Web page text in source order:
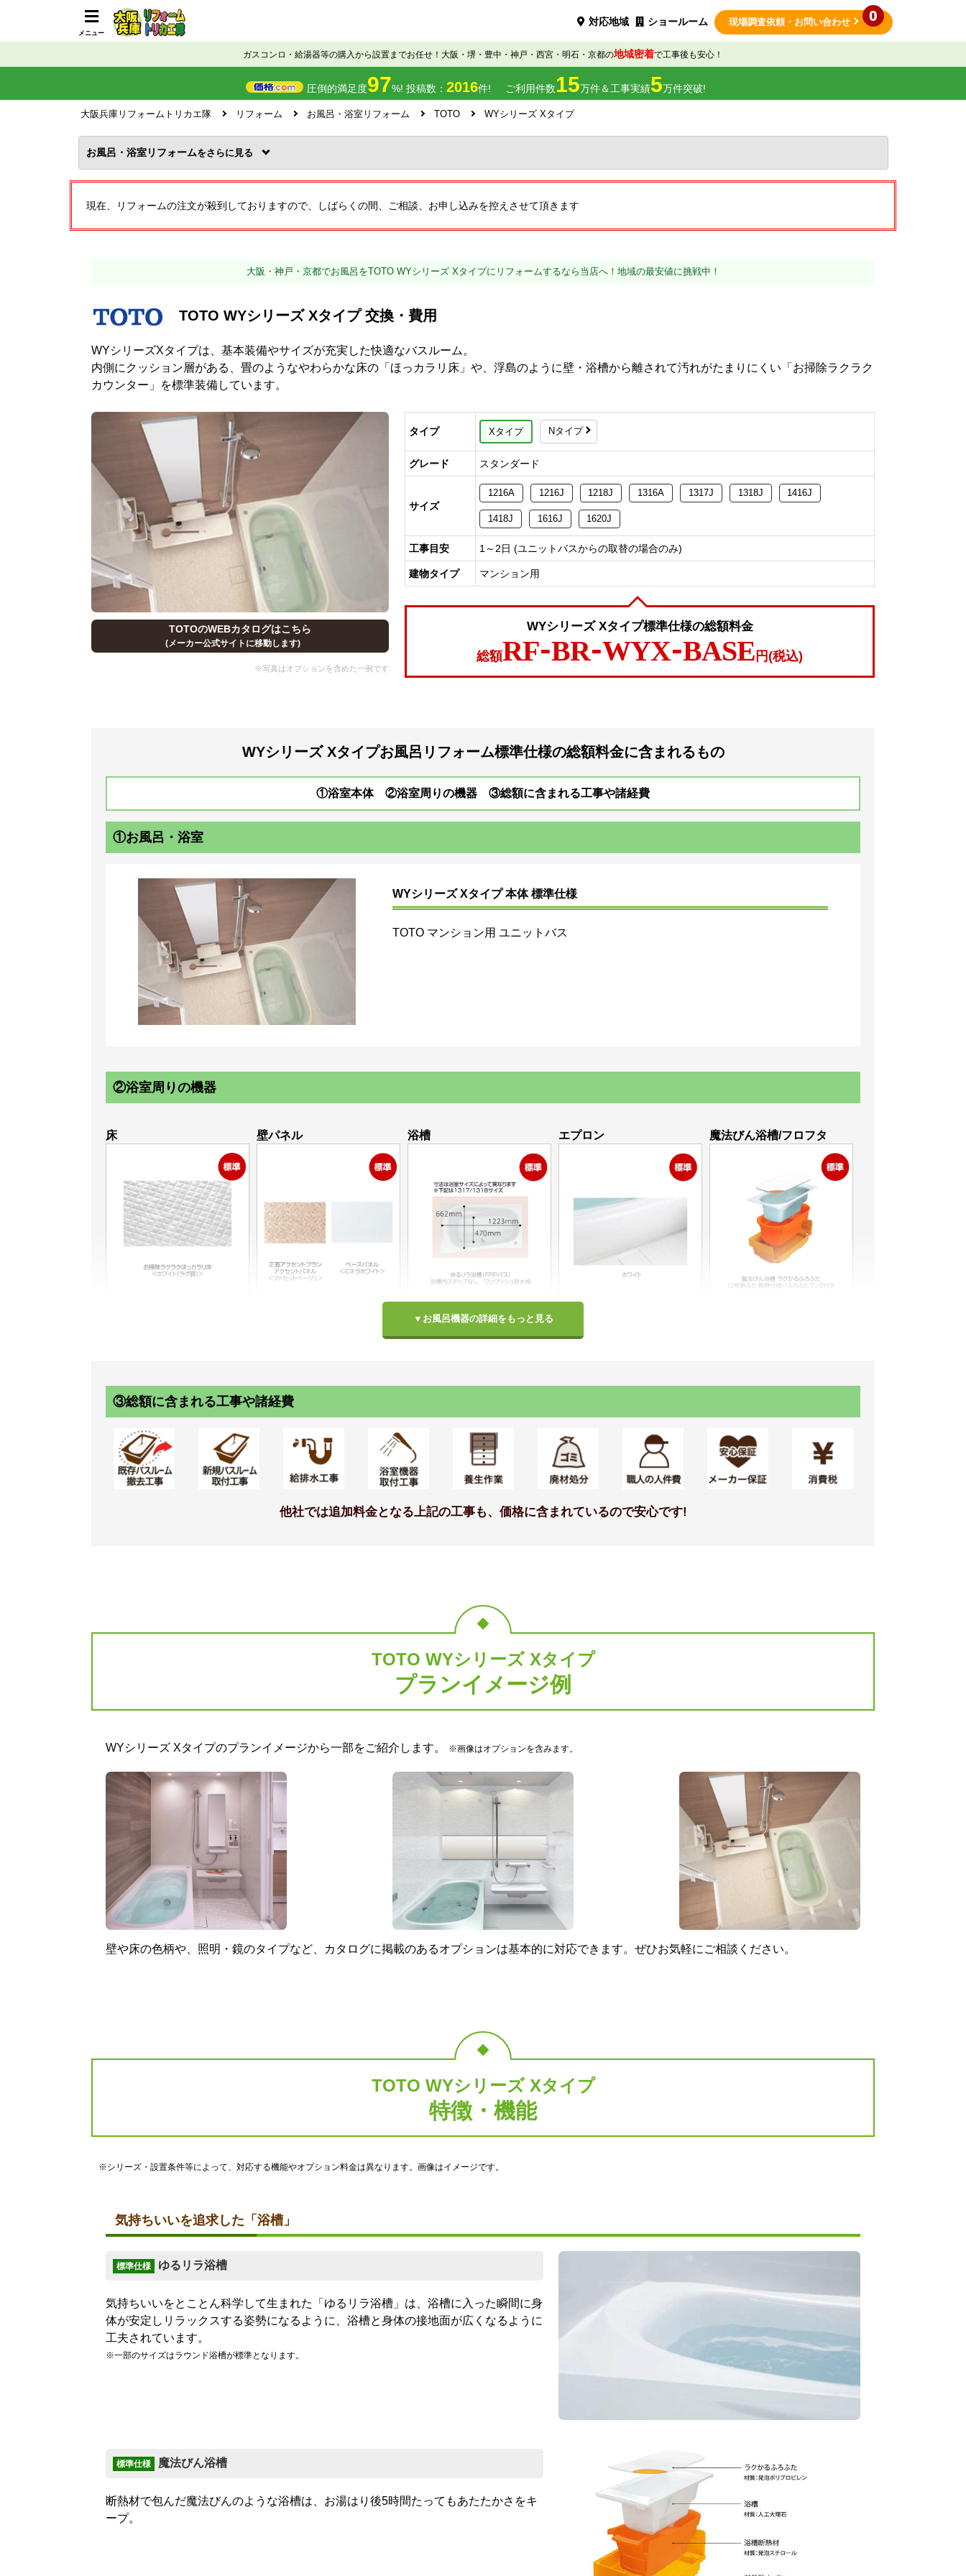
メニュー
対応地域 ショールーム 0
現場調査依頼・お問い合わせ
ガスコンロ・給湯器等の購入から設置までお任せ！大阪・堺・豊中・神戸・西宮・明石・京都の地域密着で工事後も安心！
圧倒的満足度97%! 投稿数： 2016件! ご利用件数15万件＆工事実績5万件突破!
大阪兵庫リフォームトリカエ隊 リフォーム お風呂・浴室リフォーム TOTO WYシリーズ Xタイプ
お風呂・浴室リフォームを
現在、リフォームの注文が殺到しておりますので、しばらくの間、ご相談、お申し込みを控えさせて頂きます
大阪・神戸・京都でお風呂をTOTO WYシリーズ Xタイプにリフォームするなら当店へ！地域の最安値に挑戦中！
TOTO WYシリーズ Xタイプ 交換・費用
WYシリーズXタイプは、基本装備やサイズが充実した快適なバスルーム。
内側にクッション層がある、畳のようなやわらかな床の「ほっカラリ床」や、浮島のように壁・浴槽から離されて汚れがたまりにくい「お掃除ラクラク
カウンター」を標準装備しています。
TOTOのWEBカタログはこちら
(メーカー公式サイトに移動します)
タイプ Xタイプ Nタイプ
グレード スタンダード
サイズ
1216A 1216J 1218J 1316A 1317J 1318J 1416J
1418J 1616J 1620J
工事目安 1～2日 (ユニットバスからの取替の場合のみ)
建物タイプ マンション用
WYシリーズ Xタイプ標準仕様の総額料金
総額RF-BR-WYX-BASE 円(税込)
▼お風呂機器の詳細をもっと見る
WYシリーズ Xタイプお風呂リフォーム標準仕様の総額料金に含まれるもの
①浴室本体 ②浴室周りの機器 ③総額に含まれる工事や諸経費
①お風呂・浴室
WYシリーズ Xタイプ 本体 標準仕様
TOTO マンション用 ユニットバス
②浴室周りの機器
床 壁パネル
ュ]+周辺パネル[ミネラホワイ
浴槽
サイズにより浴槽・形状は異
なります。
エプロン 魔法びん浴槽/フロフタ
標準仕様モデル
シーリング照明（LEDランプ）
<電球色> 1灯
標準仕様モデル
お掃除ラクラク鏡 フレーム付
縦長ミラー（W298×H1025）
収納棚
標準仕様モデル
タオル掛け
お客様のご要望に応じた機器のグレードアップも可能です！詳しくはこちら
③総額に含まれる工事や諸経費
他社では追加料金となる上記の工事も、価格に含まれているので安心です!
TOTO WYシリーズ Xタイプ
プランイメージ例
WYシリーズ Xタイプのプランイメージから一部をご紹介します。 ※画像はオプションを含みます。
壁や床の色柄や、照明・鏡のタイプなど、カタログに掲載のあるオプションは基本的に対応できます。ぜひお気軽にご相談ください。
TOTO WYシリーズ Xタイプ
特徴・機能
※シリーズ・設置条件等によって、対応する機能やオプション料金は異なります。画像はイメージです。
気持ちいいを追求した「浴槽」
標準仕様 ゆるリラ浴槽
気持ちいいをとことん科学して生まれた「ゆるリラ浴槽」は、浴槽に入った瞬間に身
体が安定しリラックスする姿勢になるように、浴槽と身体の接地面が広くなるように
工夫されています。
※一部のサイズはラウンド浴槽が標準となります。
標準仕様 魔法びん浴槽
断熱材で包んだ魔法びんのような浴槽は、お湯はり後5時間たってもあたたかさをキ
ープ。